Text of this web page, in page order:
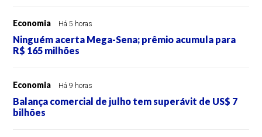
Economia Há 5 horas
Ninguém acerta Mega-Sena; prêmio acumula para
R$ 165 milhões
Economia Há 9 horas
Balança comercial de julho tem superávit de US$ 7
bilhões